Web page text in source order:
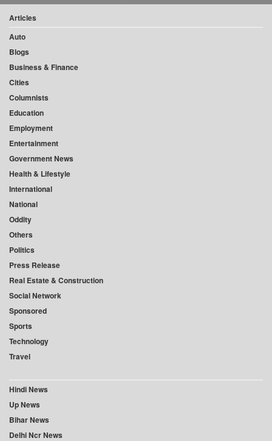
Articles
Auto
Blogs
Business & Finance
Cities
Columnists
Education
Employment
Entertainment
Government News
Health & Lifestyle
International
National
Oddity
Others
Politics
Press Release
Real Estate & Construction
Social Network
Sponsored
Sports
Technology
Travel
Hindi News
Up News
Bihar News
Delhi Ncr News